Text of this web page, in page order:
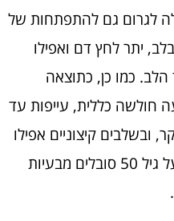
לגרום גם להתפתחות של
יתר לחץ דם ואפילו
כמו כן, כתוצאה
חולשה כללית, עייפות עד
ובשלבים קיצוניים אפילו
בלבול. 1 מתוך 200 אנשים מעל גיל 50 סובלים מבעיות